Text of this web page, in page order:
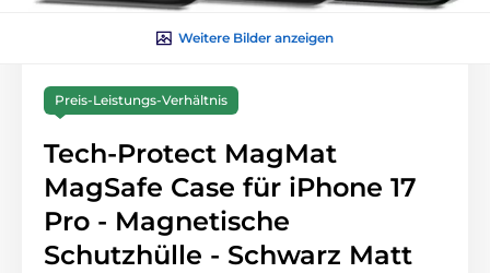
Weitere Bilder anzeigen
Preis-Leistungs-Verhältnis
Tech-Protect MagMat
MagSafe Case für iPhone 17
Pro - Magnetische
Schutzhülle - Schwarz Matt